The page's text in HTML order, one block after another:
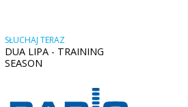
SŁUCHAJ TERAZ
DUA LIPA - TRAINING
SEASON